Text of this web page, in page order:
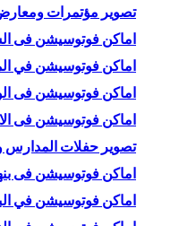
تصوير مؤتمرات
اماكن فوتوسيشن فى
اماكن فوتوسيشن في
اماكن فوتوسيشن فى
اماكن فوتوسيشن فى
تصوير حفلات المدارس
اماكن فوتوسيشن فى
اماكن فوتوسيشن في